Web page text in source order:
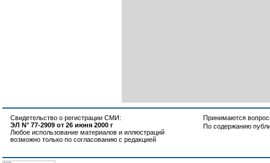
Свидетельство о регистрации СМИ:
ЭЛ N° 77-2909 от 26 июня 2000 г
Любое использование материалов и иллюстраций
возможно только по согласованию с редакцией
Принимаются
По содержанию